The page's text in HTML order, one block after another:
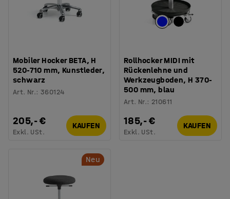
Mobiler Hocker BETA, H
520-710 mm, Kunstleder,
schwarz
Art. Nr.:360124
205,- €
Exkl. USt.
KAUFEN
Rollhocker MIDI mit
Rückenlehne und
Werkzeugboden, H 370-
500 mm, blau
Art. Nr.: 210611
185,- €
Exkl. USt.
KAUFEN
Neu